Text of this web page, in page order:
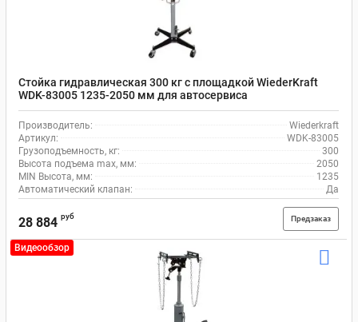
Стойка гидравлическая 300 кг с площадкой WiederKraft
WDK-83005 1235-2050 мм для автосервиса
Производитель:
Wiederkraft
Артикул:
WDK-83005
Грузоподъемность, кг:
300
Высота подъема max, мм:
2050
MIN Высота, мм:
1235
Автоматический клапан:
Да
28 884 руб Предзаказ
Видеообзор